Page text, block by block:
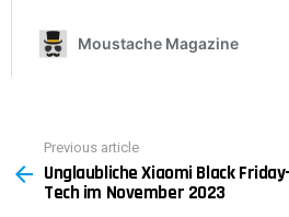
more
Previous article
Unglaubliche Xiaomi Black
Tech im November 2023